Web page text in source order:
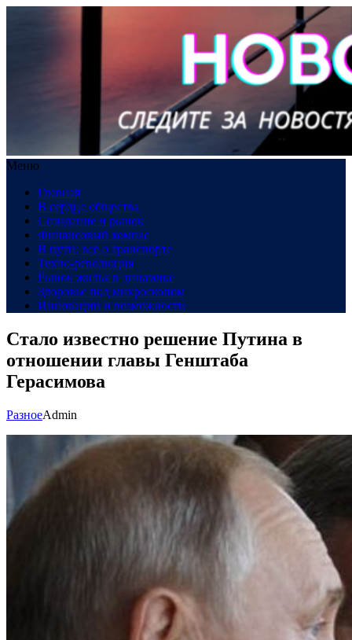
Меню
Главная
В сердце общества
Созидание и рынок
Финансовый компас
В пути: все о транспорте
Техно-революция
Рынок жилья в динамике
Здоровье под микроскопом
Инновации и возможности
Стало известно решение Путина в
отношении главы Генштаба
Герасимова
РазноеAdmin